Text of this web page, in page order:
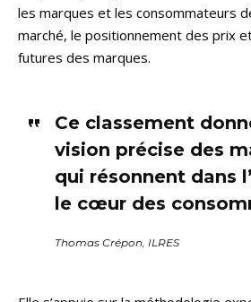
les marques et les consommateurs
marché, le positionnement des prix
futures des marques.
Ce classement
vision précise des
qui résonnent dans
le cœur des
Thomas Crépon, ILRES